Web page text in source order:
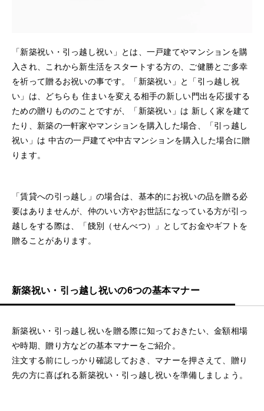
「新築祝い・引っ越し祝い」とは、一戸建てやマンションを購
入され、これから新生活をスタートする方の、ご健勝とご多幸
を祈って贈るお祝いの事です。「新築祝い」と「引っ越し祝
い」は、どちらも 住まいを変える相手の新しい門出を応援する
ための贈りもののことですが、「新築祝い」は 新しく家を建て
たり、新築の一軒家やマンションを購入した場合、「引っ越し
祝い」は 中古の一戸建てや中古マンションを購入した場合に贈
ります。
「賃貸への引っ越し」の場合は、基本的にお祝いの品を贈る必
要はありませんが、仲のいい方やお世話になっている方が引っ
越しをする際は、「餞別（せんべつ）」としてお金やギフトを
贈ることがあります。
新築祝い・引っ越し祝いの6つの基本マナー
新築祝い・引っ越し祝いを贈る際に知っておきたい、金額相場
や時期、贈り方などの基本マナーをご紹介。
注文する前にしっかり確認しておき、マナーを押さえて、贈り
先の方に喜ばれる新築祝い・引っ越し祝いを準備しましょう。